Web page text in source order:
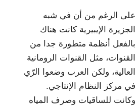
على الرغم من أن في شبه
الجزيرة الإيبيرية كانت هناك
بالفعل أنظمة متطورة جدا من
القنوات، مثل القنوات الرومانية
العالية، ولكن العرب وضعوا الرّي
في مركز النظام الإنتاجي.
وكانت للساقيات وصرف المياه